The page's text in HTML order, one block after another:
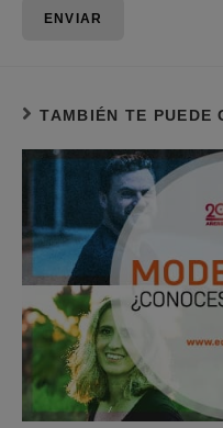
TAMBIÉN TE PUEDE